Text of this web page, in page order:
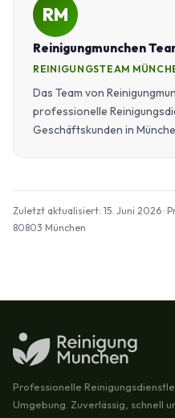
RM
Reinigungmunchen
REINIGUNGSTEAM
Das Team von
professionelle
Geschäftskunden in
Zuletzt aktualisiert: 15. Juni 2026 ·
80803 München
Professionelle
Umgebung. Zuverlässig, schnell